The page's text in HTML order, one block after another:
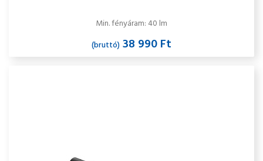
Min. fényáram: 40 lm
(bruttó) 38 990 Ft